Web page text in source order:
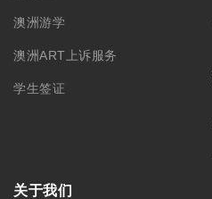
澳洲游学
澳洲ART上诉服务
学生签证
关于我们